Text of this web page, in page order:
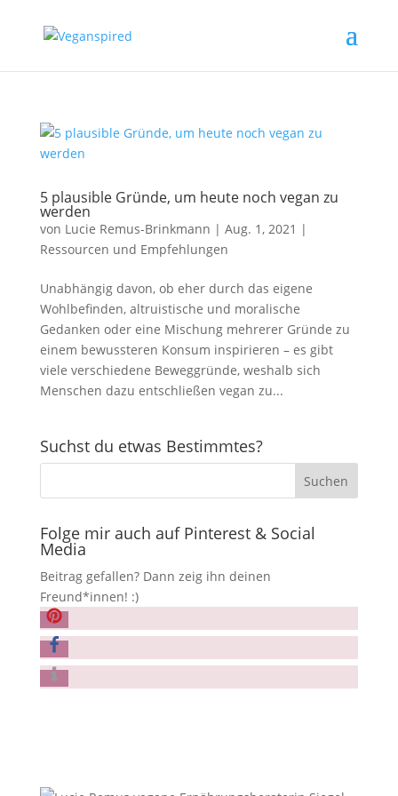
5 plausible Gründe, um heute noch vegan zu
werden
von Lucie Remus-Brinkmann | Aug. 1, 2021 |
Ressourcen und Empfehlungen
Unabhängig davon, ob eher durch das eigene
Wohlbefinden, altruistische und moralische
Gedanken oder eine Mischung mehrerer Gründe zu
einem bewussteren Konsum inspirieren – es gibt
viele verschiedene Beweggründe, weshalb sich
Menschen dazu entschließen vegan zu...
Suchst du etwas Bestimmtes?
Folge mir auch auf Pinterest & Social
Media
Beitrag gefallen? Dann zeig ihn deinen
Freund*innen! :)